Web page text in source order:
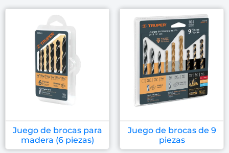
Juego de brocas para
madera (6 piezas)
Juego de brocas de 9
piezas